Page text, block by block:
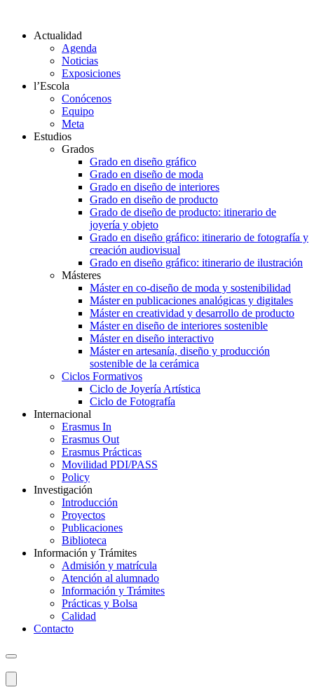
Actualidad
Agenda
Noticias
Exposiciones
l’Escola
Conócenos
Equipo
Meta
Estudios
Grados
Grado en diseño gráfico
Grado en diseño de moda
Grado en diseño de interiores
Grado en diseño de producto
Grado de diseño de producto: itinerario de
joyería y objeto
Grado en diseño gráfico: itinerario de fotografía y
creación audiovisual
Grado en diseño gráfico: itinerario de ilustración
Másteres
Máster en co-diseño de moda y sostenibilidad
Máster en publicaciones analógicas y digitales
Máster en creatividad y desarrollo de producto
Máster en diseño de interiores sostenible
Máster en diseño interactivo
Máster en artesanía, diseño y producción
sostenible de la cerámica
Ciclos Formativos
Ciclo de Joyería Artística
Ciclo de Fotografía
Internacional
Erasmus In
Erasmus Out
Erasmus Prácticas
Movilidad PDI/PASS
Policy
Investigación
Introducción
Proyectos
Publicaciones
Biblioteca
Información y Trámites
Admisión y matrícula
Atención al alumnado
Información y Trámites
Prácticas y Bolsa
Calidad
Contacto